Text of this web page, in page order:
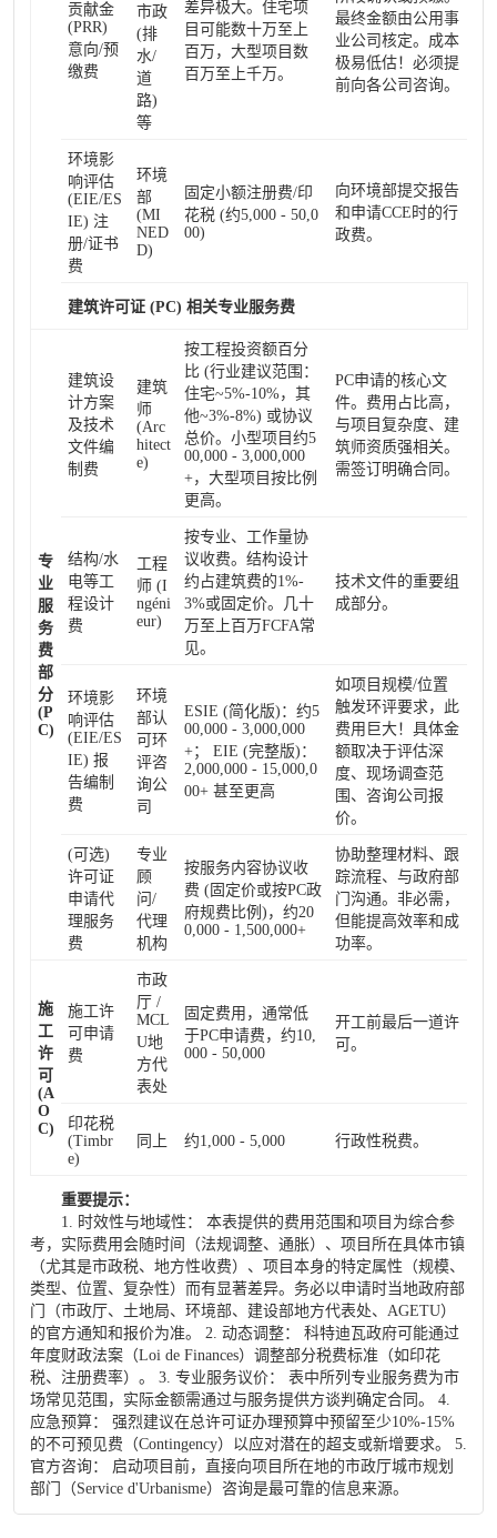
贡献金
(PRR)
意向/预
缴费
市政
(排
水/
道
路)
等
差异极大。住宅项
目可能数十万至上
百万，大型项目数
百万至上千万。
最终金额由公用事
业公司核定。成本
极易低估！必须提
前向各公司咨询。
环境影
响评估
(EIE/ES
IE) 注
册/证书
费
环境
部
(MI
NED
D)
固定小额注册费/印
花税 (约5,000 - 50,0
00)
向环境部提交报告
和申请CCE时的行
政费。
建筑许可证 (PC) 相关专业服务费
专
业
服
务
费
部
分
(P
C)
建筑设
计方案
及技术
文件编
制费
建筑
师
(Arc
hitect
e)
按工程投资额百分
比 (行业建议范围：
住宅~5%-10%，其
他~3%-8%) 或协议
总价。小型项目约5
00,000 - 3,000,000
+，大型项目按比例
更高。
PC申请的核心文
件。费用占比高，
与项目复杂度、建
筑师资质强相关。
需签订明确合同。
结构/水
电等工
程设计
费
工程
师 (I
ngéni
eur)
按专业、工作量协
议收费。结构设计
约占建筑费的1%-
3%或固定价。几十
万至上百万FCFA常
见。
技术文件的重要组
成部分。
环境影
响评估
(EIE/ES
IE) 报
告编制
费
环境
部认
可环
评咨
询公
司
ESIE (简化版)：约5
00,000 - 3,000,000
+； EIE (完整版)：
2,000,000 - 15,000,0
00+ 甚至更高
如项目规模/位置
触发环评要求，此
费用巨大！具体金
额取决于评估深
度、现场调查范
围、咨询公司报
价。
(可选)
许可证
申请代
理服务
费
专业
顾
问/
代理
机构
按服务内容协议收
费 (固定价或按PC政
府规费比例)，约20
0,000 - 1,500,000+
协助整理材料、跟
踪流程、与政府部
门沟通。非必需，
但能提高效率和成
功率。
施
工
许
可
(A
O
C)
施工许
可申请
费
市政
厅 /
MCL
U地
方代
表处
固定费用，通常低
于PC申请费，约10,
000 - 50,000
开工前最后一道许
可。
印花税
(Timbr
e)
同上 约1,000 - 5,000 行政性税费。
重要提示：
1. 时效性与地域性： 本表提供的费用范围和项目为综合参
考，实际费用会随时间（法规调整、通胀）、项目所在具体市镇
（尤其是市政税、地方性收费）、项目本身的特定属性（规模、
类型、位置、复杂性）而有显著差异。务必以申请时当地政府部
门（市政厅、土地局、环境部、建设部地方代表处、AGETU）
的官方通知和报价为准。 2. 动态调整： 科特迪瓦政府可能通过
年度财政法案（Loi de Finances）调整部分税费标准（如印花
税、注册费率）。 3. 专业服务议价： 表中所列专业服务费为市
场常见范围，实际金额需通过与服务提供方谈判确定合同。 4.
应急预算： 强烈建议在总许可证办理预算中预留至少10%-15%
的不可预见费（Contingency）以应对潜在的超支或新增要求。 5.
官方咨询： 启动项目前，直接向项目所在地的市政厅城市规划
部门（Service d'Urbanisme）咨询是最可靠的信息来源。